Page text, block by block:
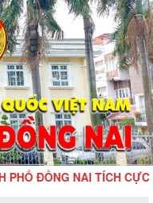
NAI TÍCH CỰC